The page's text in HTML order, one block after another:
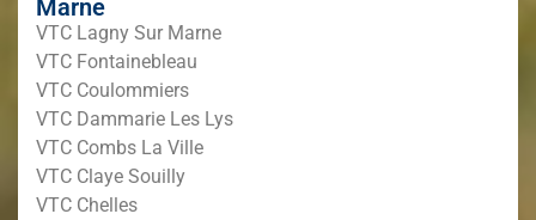
Marne
VTC Lagny Sur Marne
VTC Fontainebleau
VTC Coulommiers
VTC Dammarie Les Lys
VTC Combs La Ville
VTC Claye Souilly
VTC Chelles